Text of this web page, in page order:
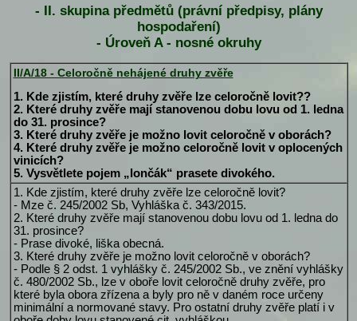
- II. skupina předmětů (právní předpisy, plány
hospodaření)
- Úroveň A - nosné okruhy
II/A/18 - Celoročně nehájené druhy zvěře
1. Kde zjistím, které druhy zvěře lze celoročně lovit??
2. Které druhy zvěře mají stanovenou dobu lovu od 1. ledna
do 31. prosince?
3. Které druhy zvěře je možno lovit celoročně v oborách?
4. Které druhy zvěře je možno celoročně lovit v oplocených
vinicích?
5. Vysvětlete pojem „lončák“ prasete divokého.
1. Kde zjistím, které druhy zvěře lze celoročně lovit?
- Mze č. 245/2002 Sb, Vyhláška č. 343/2015.
2. Které druhy zvěře mají stanovenou dobu lovu od 1. ledna do
31. prosince?
- Prase divoké, liška obecná.
3. Které druhy zvěře je možno lovit celoročně v oborách?
- Podle § 2 odst. 1 vyhlášky č. 245/2002 Sb., ve znění vyhlášky
č. 480/2002 Sb., lze v oboře lovit celoročně druhy zvěře, pro
které byla obora zřízena a byly pro ně v daném roce určeny
minimální a normované stavy. Pro ostatní druhy zvěře platí i v